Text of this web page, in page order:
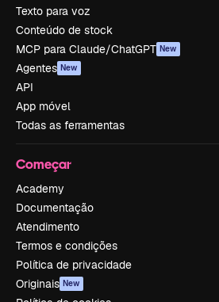
Texto para voz
Conteúdo de stock
MCP para Claude/ChatGPT New
Agentes New
API
App móvel
Todas as ferramentas
Começar
Academy
Documentação
Atendimento
Termos e condições
Política de privacidade
Originais New